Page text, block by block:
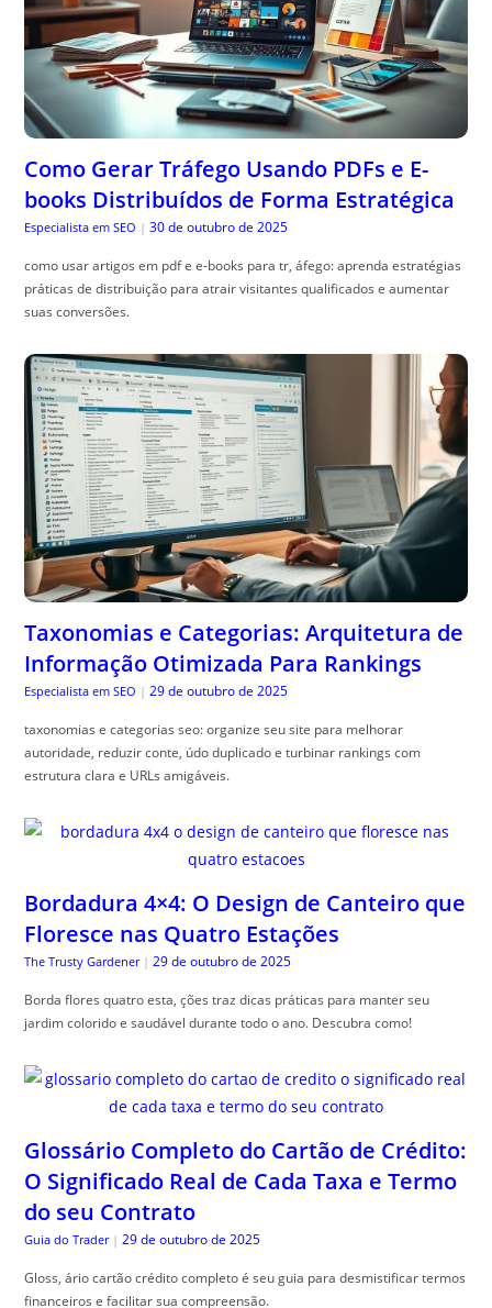
Como Gerar Tráfego Usando PDFs e E-
books Distribuídos de Forma Estratégica
Especialista em SEO | 30 de outubro de 2025
como usar artigos em pdf e e-books para tr, áfego: aprenda estratégias
práticas de distribuição para atrair visitantes qualificados e aumentar
suas conversões.
Taxonomias e Categorias: Arquitetura de
Informação Otimizada Para Rankings
Especialista em SEO | 29 de outubro de 2025
taxonomias e categorias seo: organize seu site para melhorar
autoridade, reduzir conte, údo duplicado e turbinar rankings com
estrutura clara e URLs amigáveis.
Bordadura 4×4: O Design de Canteiro que
Floresce nas Quatro Estações
The Trusty Gardener | 29 de outubro de 2025
Borda flores quatro esta, ções traz dicas práticas para manter seu
jardim colorido e saudável durante todo o ano. Descubra como!
Glossário Completo do Cartão de Crédito:
O Significado Real de Cada Taxa e Termo
do seu Contrato
Guia do Trader | 29 de outubro de 2025
Gloss, ário cartão crédito completo é seu guia para desmistificar termos
financeiros e facilitar sua compreensão.